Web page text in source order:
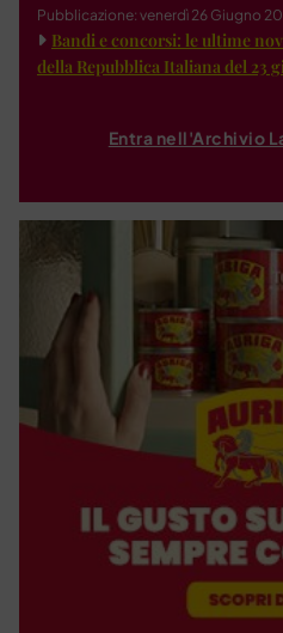
Pubblicazione: venerdì 26 Giugno
Bandi e concorsi: le ultime
della Repubblica Italiana del 23
Entra nell'Archivio